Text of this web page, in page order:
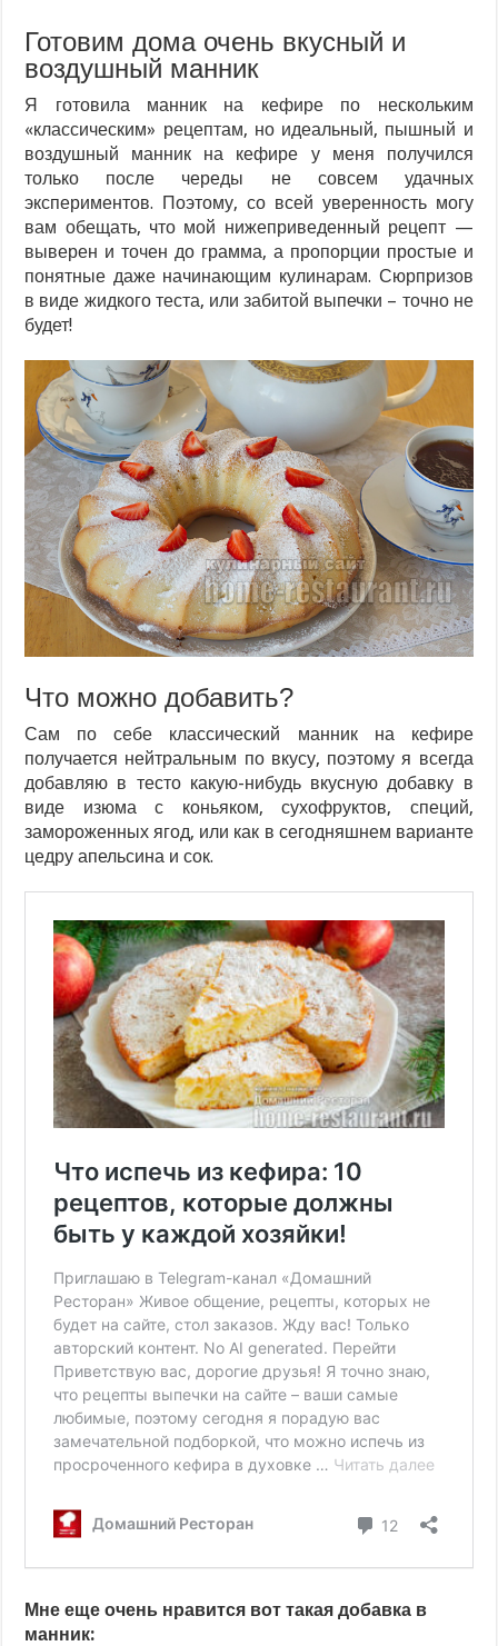
Готовим дома очень вкусный и
воздушный манник
Я готовила манник на кефире по нескольким
«классическим» рецептам, но идеальный, пышный и
воздушный манник на кефире у меня получился
только после череды не совсем удачных
экспериментов. Поэтому, со всей уверенность могу
вам обещать, что мой нижеприведенный рецепт —
выверен и точен до грамма, а пропорции простые и
понятные даже начинающим кулинарам. Сюрпризов
в виде жидкого теста, или забитой выпечки – точно не
будет!
Что можно добавить?
Сам по себе классический манник на кефире
получается нейтральным по вкусу, поэтому я всегда
добавляю в тесто какую-нибудь вкусную добавку в
виде изюма с коньяком, сухофруктов, специй,
замороженных ягод, или как в сегодняшнем варианте
цедру апельсина и сок.
Мне еще очень нравится вот такая добавка в
манник: